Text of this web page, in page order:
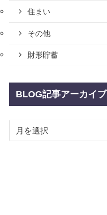
住まい
その他
財形貯蓄
BLOG記事アーカイブ
BLOG